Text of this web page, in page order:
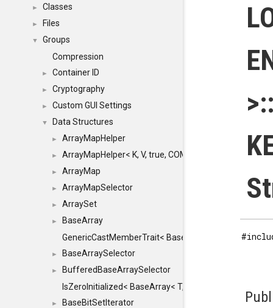
► Classes
► Files
▼
Groups
Compression
► Container ID
► Cryptography
► Custom GUI Settings
▼ Data Structures
► ArrayMapHelper
► ArrayMapHelper< K, V, true, COMPARE, ARRAY >
► ArrayMap
► ArrayMapSelector
► ArraySet
►
BaseArray
GenericCastMemberTrait< BaseArray< TO >,
► BaseArraySelector
►
BufferedBaseArraySelector
IsZeroInitialized< BaseArray< T, MINCHUNKSIZE,
► BaseBitSetIterator